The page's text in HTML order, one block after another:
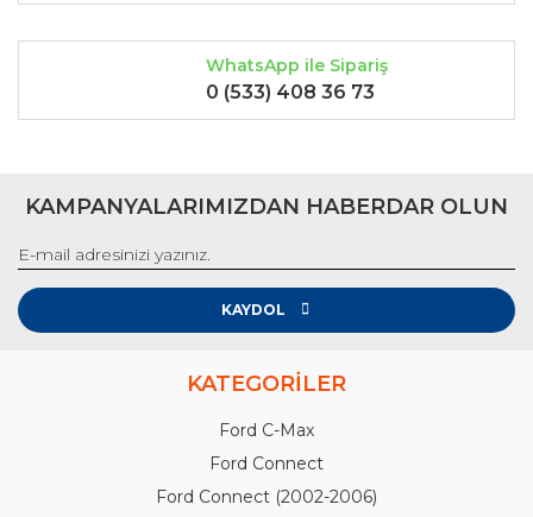
WhatsApp ile Sipariş
0 (533) 408 36 73
KAMPANYALARIMIZDAN HABERDAR OLUN
KAYDOL
KATEGORİLER
Ford C-Max
Ford Connect
Ford Connect (2002-2006)